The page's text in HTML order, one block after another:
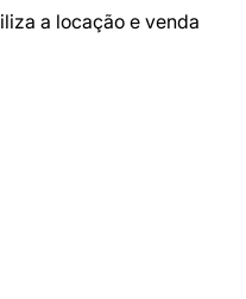
a locação e venda